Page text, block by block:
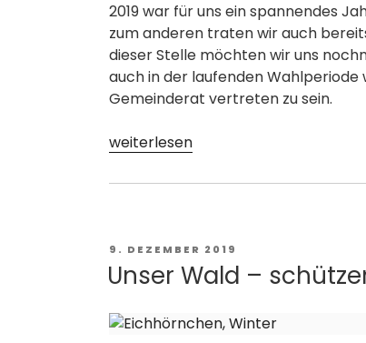
2019 war für uns ein spannendes
zum anderen traten wir auch
dieser Stelle möchten wir uns
auch in der laufenden
Gemeinderat vertreten zu sein.
„Jahresrückblick
–
Danke!“
weiterlesen
VERÖFFENTLICHT
AM
9. DEZEMBER 2019
Unser Wald –